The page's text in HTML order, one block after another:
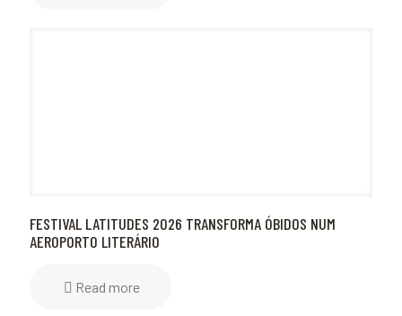
FESTIVAL LATITUDES 2026 TRANSFORMA ÓBIDOS NUM
AEROPORTO LITERÁRIO
Read more